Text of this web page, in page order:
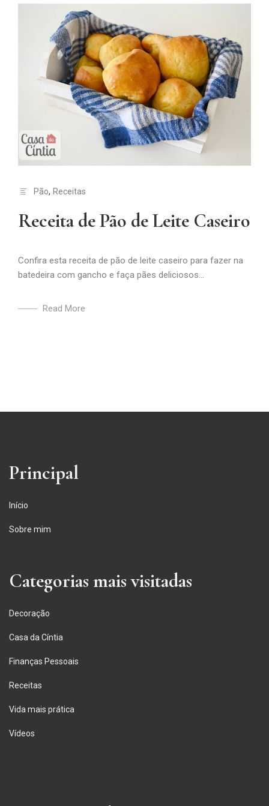
Pão, Receitas
Receita de Pão de Leite Caseiro
Confira esta receita de pão de leite caseiro para fazer na
batedeira com gancho e faça pães deliciosos...
Read More
Principal
Início
Sobre mim
Categorias mais visitadas
Decoração
Casa da Cíntia
Finanças Pessoais
Receitas
Vida mais prática
Vídeos